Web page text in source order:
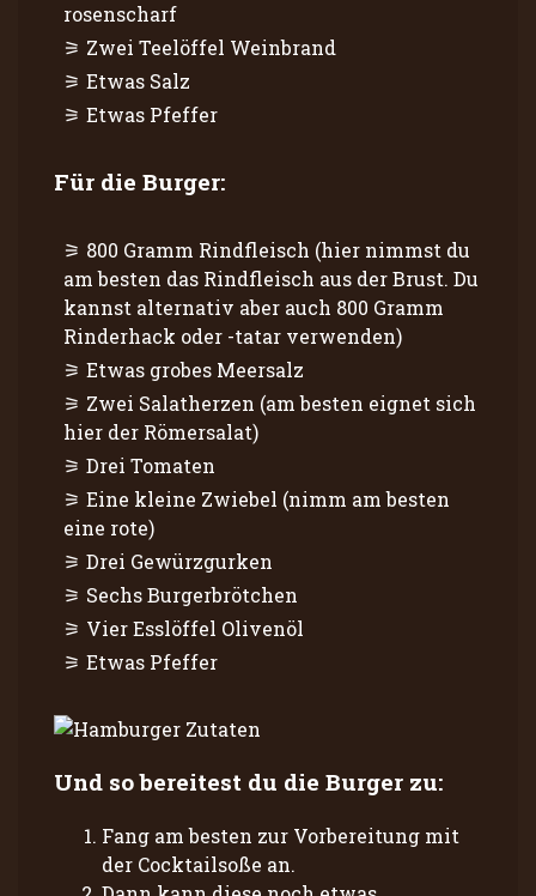
rosenscharf
Zwei Teelöffel Weinbrand
Etwas Salz
Etwas Pfeffer
Für die Burger:
800 Gramm Rindfleisch (hier nimmst du
am besten das Rindfleisch aus der Brust. Du
kannst alternativ aber auch 800 Gramm
Rinderhack oder -tatar verwenden)
Etwas grobes Meersalz
Zwei Salatherzen (am besten eignet sich
hier der Römersalat)
Drei Tomaten
Eine kleine Zwiebel (nimm am besten
eine rote)
Drei Gewürzgurken
Sechs Burgerbrötchen
Vier Esslöffel Olivenöl
Etwas Pfeffer
Und so bereitest du die Burger zu:
Fang am besten zur Vorbereitung mit
der Cocktailsoße an.